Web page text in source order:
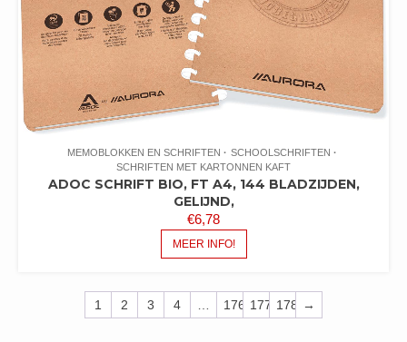
MEMOBLOKKEN EN SCHRIFTEN
SCHOOLSCHRIFTEN
SCHRIFTEN MET KARTONNEN KAFT
ADOC SCHRIFT BIO, FT A4, 144 BLADZIJDEN,
GELIJND,
€6,78
MEER INFO!
1 2 3 4 176 177 178 →